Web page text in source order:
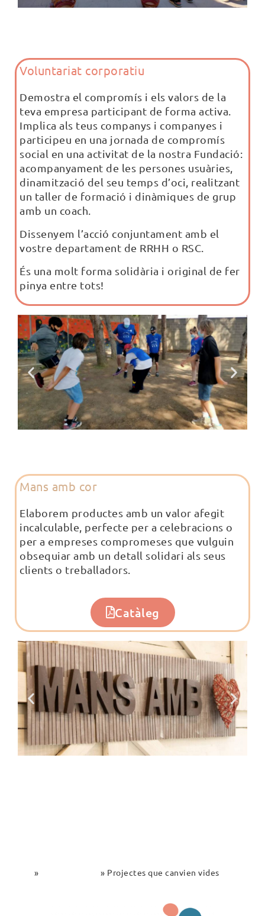
Voluntariat corporatiu
Demostra el compromís i els valors de la
teva empresa participant de forma activa.
Implica als teus companys i companyes i
participeu en una jornada de compromís
social en una activitat de la nostra Fundació:
acompanyament de les persones usuàries,
dinamització del seu temps d’oci, realitzant
un taller de formació i dinàmiques de grup
amb un coach.
Dissenyem l’acció conjuntament amb el
vostre departament de RRHH o RSC.
És una molt forma solidària i original de fer
pinya entre tots!
Mans amb cor
Elaborem productes amb un valor afegit
incalculable, perfecte per a celebracions o
per a empreses compromeses que vulguin
obsequiar amb un detall solidari als seus
clients o treballadors.
Catàleg
» » Projectes que canvien vides